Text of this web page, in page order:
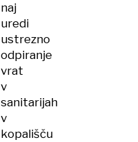
naj
uredi
ustrezno
odpiranje
vrat
v
sanitarijah
v
kopališču